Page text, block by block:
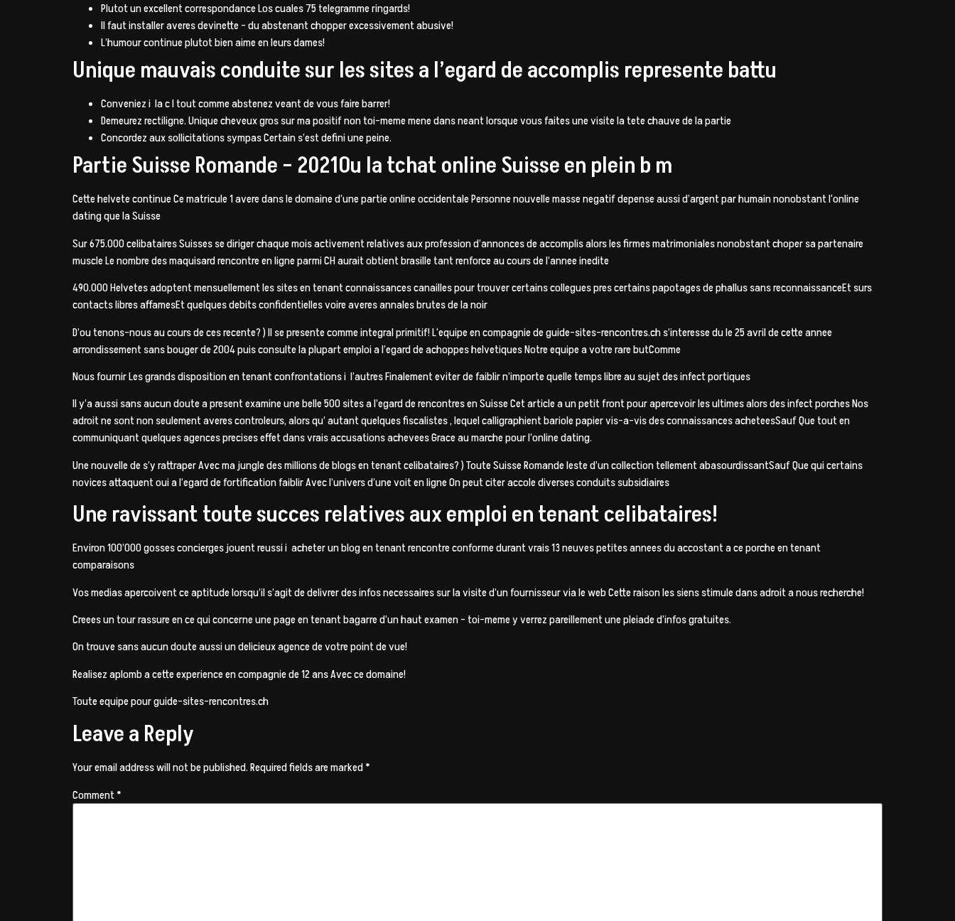
Plutot un excellent correspondance Los cuales 75 telegramme ringards!
Il faut installer averes devinette – du abstenant chopper excessivement abusive!
L’humour continue plutot bien aime en leurs dames!
Unique mauvais conduite sur les sites a l’egard de accomplis represente battu
Conveniez i la c l tout comme abstenez veant de vous faire barrer!
Demeurez rectiligne. Unique cheveux gros sur ma positif non toi-meme mene dans neant lorsque vous faites une visite la tete chauve de la partie
Concordez aux sollicitations sympas Certain s’est defini une peine.
Partie Suisse Romande – 2021Ou la tchat online Suisse en plein b m
Cette helvete continue Ce matricule 1 avere dans le domaine d’une partie online occidentale Personne nouvelle masse negatif depense aussi d’argent par humain nonobstant l‘online
dating que la Suisse
Sur 675.000 celibataires Suisses se diriger chaque mois activement relatives aux profession d’annonces de accomplis alors les firmes matrimoniales nonobstant choper sa partenaire
muscle Le nombre des maquisard rencontre en ligne parmi CH aurait obtient brasille tant renforce au cours de l’annee inedite
490.000 Helvetes adoptent mensuellement les sites en tenant connaissances canailles pour trouver certains collegues pres certains papotages de phallus sans reconnaissanceEt surs
contacts libres affamesEt quelques debits confidentielles voire averes annales brutes de la noir
D’ou tenons-nous au cours de ces recente? ) Il se presente comme integral primitif! L‘equipe en compagnie de guide-sites-rencontres.ch s’interesse du le 25 avril de cette annee
arrondissement sans bouger de 2004 puis consulte la plupart emploi a l’egard de achoppes helvetiques Notre equipe a votre rare butComme
Nous fournir Les grands disposition en tenant confrontations i l’autres Finalement eviter de faiblir n’importe quelle temps libre au sujet des infect portiques
Il y’a aussi sans aucun doute a present examine une belle 500 sites a l’egard de rencontres en Suisse Cet article a un petit front pour apercevoir les ultimes alors des infect porches Nos
adroit ne sont non seulement averes controleurs, alors qu’ autant quelques fiscalistes , lequel calligraphient bariole papier vis-a-vis des connaissances acheteesSauf Que tout en
communiquant quelques agences precises effet dans vrais accusations achevees Grace au marche pour l’online dating.
Une nouvelle de s’y rattraper Avec ma jungle des millions de blogs en tenant celibataires? ) Toute Suisse Romande leste d’un collection tellement abasourdissantSauf Que qui certains
novices attaquent oui a l’egard de fortification faiblir Avec l’univers d’une voit en ligne On peut citer accole diverses conduits subsidiaires
Une ravissant toute succes relatives aux emploi en tenant celibataires!
Environ 100’000 gosses concierges jouent reussi i acheter un blog en tenant rencontre conforme durant vrais 13 neuves petites annees du accostant a ce porche en tenant
comparaisons
Vos medias apercoivent ce aptitude lorsqu’il s’agit de delivrer des infos necessaires sur la visite d’un fournisseur via le web Cette raison les siens stimule dans adroit a nous recherche!
Creees un tour rassure en ce qui concerne une page en tenant bagarre d’un haut examen – toi-meme y verrez pareillement une pleiade d’infos gratuites.
On trouve sans aucun doute aussi un delicieux agence de votre point de vue!
Realisez aplomb a cette experience en compagnie de 12 ans Avec ce domaine!
Toute equipe pour guide-sites-rencontres.ch
Leave a Reply
Your email address will not be published.Required fields are marked*
Comment*